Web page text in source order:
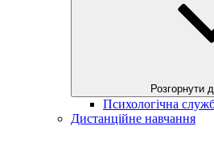
Розгорнути
Психологічна
Дистанційне навчання